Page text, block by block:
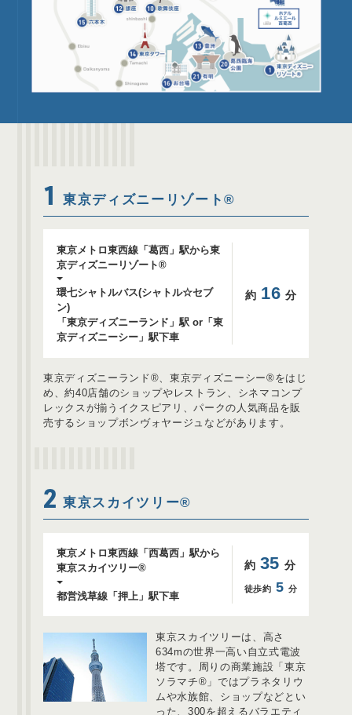
1 東京ディズニーリゾート®
東京メトロ東西線「葛西」駅から東
京ディズニーリゾート®
環七シャトルバス(シャトル☆セブ
ン)
「東京ディズニーランド」駅 or「東
京ディズニーシー」駅下車
約 16 分
東京ディズニーランド®、東京ディズニーシー®をはじ
め、約40店舗のショップやレストラン、シネマコンプ
レックスが揃うイクスピアリ、パークの人気商品を販
売するショップボンヴォヤージュなどがあります。
2 東京スカイツリー®
東京メトロ東西線「西葛西」駅から
東京スカイツリー®
都営浅草線「押上」駅下車
約 35 分
徒歩約 5 分
東京スカイツリーは、高さ
634mの世界一高い自立式電波
塔です。周りの商業施設「東京
ソラマチ®」ではプラネタリウ
ムや水族館、ショップなどとい
った、300を超えるバラエティ